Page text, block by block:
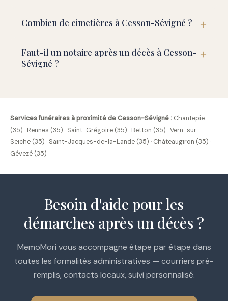
Combien de cimetières à Cesson-Sévigné ?
Faut-il un notaire après un décès à Cesson-
Sévigné ?
Services funéraires à proximité de Cesson-Sévigné : Chantepie
(35) · Rennes (35) · Saint-Grégoire (35) · Betton (35) ·Vern-sur-
Seiche (35) · Saint-Jacques-de-la-Lande (35) · Châteaugiron (35) ·
Gévezé (35)
Besoin d'aide pour les
démarches après un décès ?
MemoMori vous accompagne étape par étape dans
toutes les formalités administratives — courriers pré-
remplis, contacts locaux, suivi personnalisé.